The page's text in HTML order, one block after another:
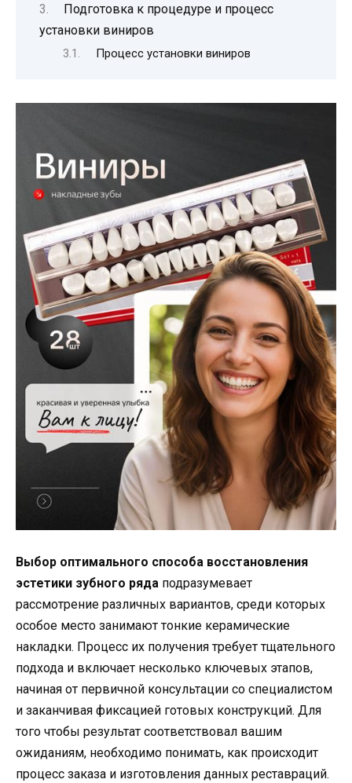
Подготовка к процедуре и процесс
установки виниров
Процесс установки виниров
Выбор оптимального способа восстановления
эстетики зубного ряда подразумевает
рассмотрение различных вариантов, среди которых
особое место занимают тонкие керамические
накладки. Процесс их получения требует тщательного
подхода и включает несколько ключевых этапов,
начиная от первичной консультации со специалистом
и заканчивая фиксацией готовых конструкций. Для
того чтобы результат соответствовал вашим
ожиданиям, необходимо понимать, как происходит
процесс заказа и изготовления данных реставраций.